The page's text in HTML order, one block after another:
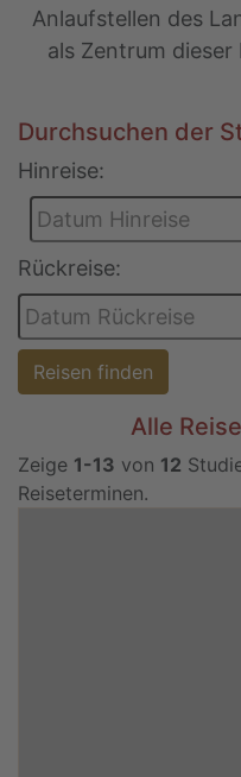
Anlaufstellen des
als Zentrum
Durchsuchen der
Hinreise:
Rückreise:
Reisen finden
Alle
Zeige 1-13 von 12
Reiseterminen.